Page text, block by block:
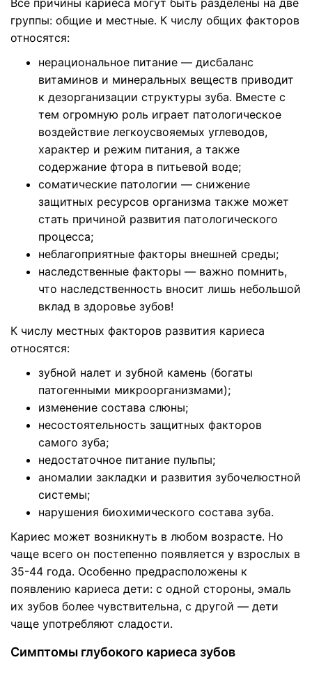
Все причины кариеса могут быть разделены на две
группы: общие и местные. К числу общих факторов
относятся:
нерациональное питание — дисбаланс
витаминов и минеральных веществ приводит
к дезорганизации структуры зуба. Вместе с
тем огромную роль играет патологическое
воздействие легкоусвояемых углеводов,
характер и режим питания, а также
содержание фтора в питьевой воде;
соматические патологии — снижение
защитных ресурсов организма также может
стать причиной развития патологического
процесса;
неблагоприятные факторы внешней среды;
наследственные факторы — важно помнить,
что наследственность вносит лишь небольшой
вклад в здоровье зубов!
К числу местных факторов развития кариеса
относятся:
зубной налет и зубной камень (богаты
патогенными микроорганизмами);
изменение состава слюны;
несостоятельность защитных факторов
самого зуба;
недостаточное питание пульпы;
аномалии закладки и развития зубочелюстной
системы;
нарушения биохимического состава зуба.
Кариес может возникнуть в любом возрасте. Но
чаще всего он постепенно появляется у взрослых в
35-44 года. Особенно предрасположены к
появлению кариеса дети: с одной стороны, эмаль
их зубов более чувствительна, с другой — дети
чаще употребляют сладости.
Симптомы глубокого кариеса зубов